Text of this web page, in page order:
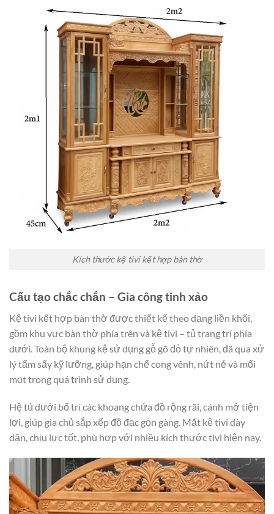
Kích thước kệ tivi kết hợp bàn thờ
Cấu tạo chắc chắn – Gia công tinh xảo
Kệ tivi kết hợp bàn thờ được thiết kế theo dạng liền khối,
gồm khu vực bàn thờ phía trên và kệ tivi – tủ trang trí phía
dưới. Toàn bộ khung kệ sử dụng gỗ gõ đỏ tự nhiên, đã qua xử
lý tẩm sấy kỹ lưỡng, giúp hạn chế cong vênh, nứt nẻ và mối
mọt trong quá trình sử dụng.
Hệ tủ dưới bố trí các khoang chứa đồ rộng rãi, cánh mở tiện
lợi, giúp gia chủ sắp xếp đồ đạc gọn gàng. Mặt kệ tivi dày
dặn, chịu lực tốt, phù hợp với nhiều kích thước tivi hiện nay.